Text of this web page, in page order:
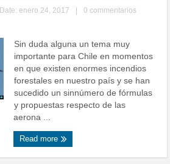
Date: enero 24, 2017
0 commentarios
Sin duda alguna un tema muy
importante para Chile en momentos
en que existen enormes incendios
forestales en nuestro país y se han
sucedido un sinnúmero de fórmulas
y propuestas respecto de las
aerona ...
Read more